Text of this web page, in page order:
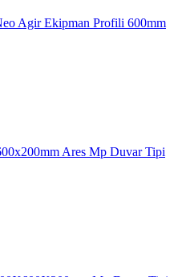
Agir Ekipman Profili 600mm
Ares Mp Duvar Tipi